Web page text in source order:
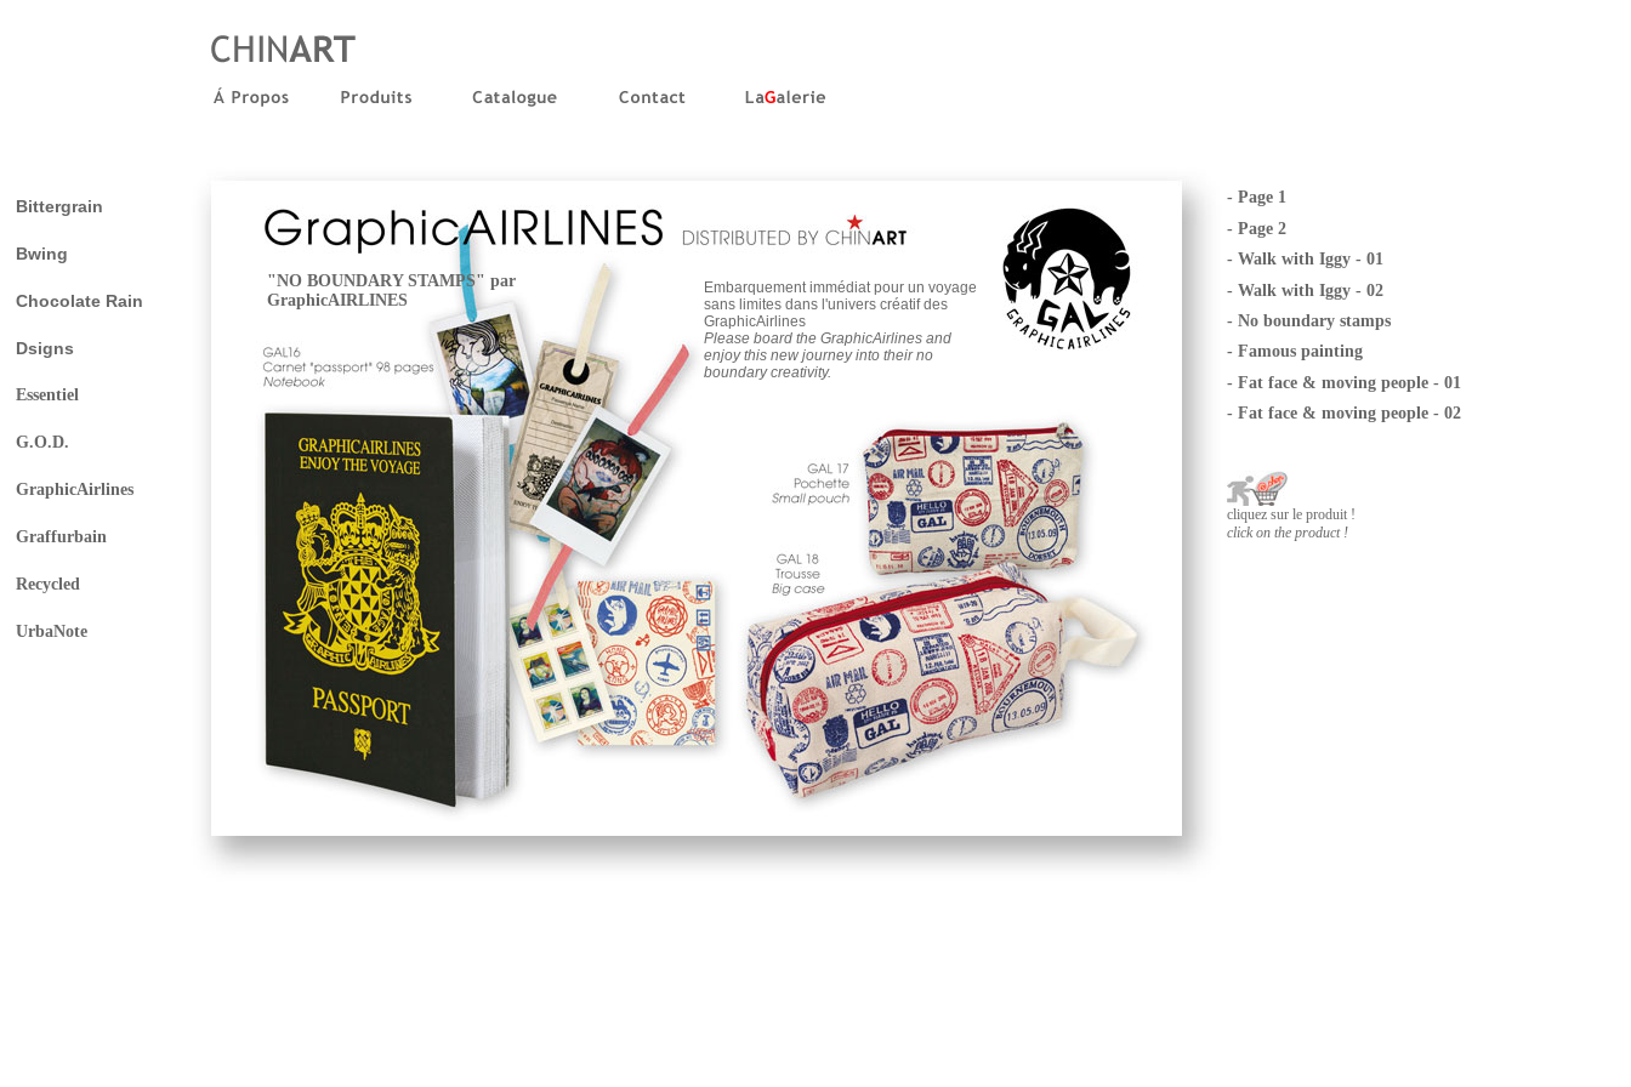
"NO BOUNDARY STAMPS" par
GraphicAIRLINES
Embarquement immédiat pour un voyage
sans limites dans l'univers créatif des
GraphicAirlines
Please board the GraphicAirlines and
enjoy this new journey into their no
boundary creativity.
Bittergrain
Bwing
Chocolate Rain
Dsigns
Essentiel
G.O.D.
GraphicAirlines
Graffurbain
Recycled
UrbaNote
- Page 1
- Page 2
- Walk with Iggy - 01
- Walk with Iggy - 02
- No boundary stamps
- Famous painting
- Fat face & moving people - 01
- Fat face & moving people - 02
cliquez sur le produit !
click on the product !